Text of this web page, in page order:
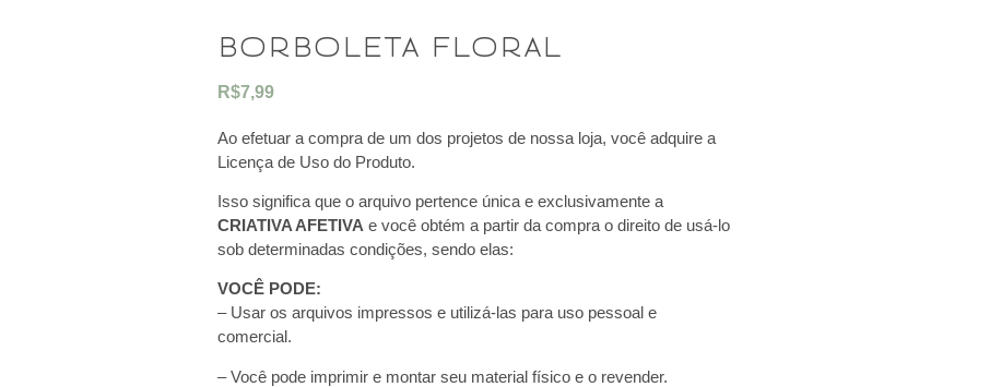
borboleta floral
R$7,99
Ao efetuar a compra de um dos projetos de nossa loja, você adquire a
Licença de Uso do Produto.
Isso significa que o arquivo pertence única e exclusivamente a
CRIATIVA AFETIVA e você obtém a partir da compra o direito de usá-lo
sob determinadas condições, sendo elas:
VOCÊ PODE:
– Usar os arquivos impressos e utilizá-las para uso pessoal e
comercial.
– Você pode imprimir e montar seu material físico e o revender.